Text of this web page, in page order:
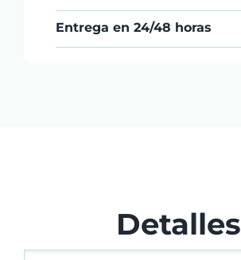
Entrega en 24/48 horas
Detalles